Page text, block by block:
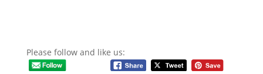
Please follow and like us: